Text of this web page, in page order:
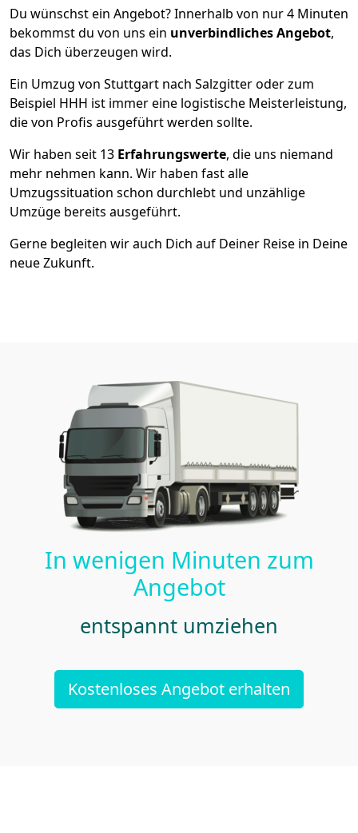
Du wünschst ein Angebot? Innerhalb von nur 4 Minuten
bekommst du von uns ein unverbindliches Angebot,
das Dich überzeugen wird.
Ein Umzug von Stuttgart nach Salzgitter oder zum
Beispiel HHH ist immer eine logistische Meisterleistung,
die von Profis ausgeführt werden sollte.
Wir haben seit 13 Erfahrungswerte, die uns niemand
mehr nehmen kann. Wir haben fast alle
Umzugssituation schon durchlebt und unzählige
Umzüge bereits ausgeführt.
Gerne begleiten wir auch Dich auf Deiner Reise in Deine
neue Zukunft.
In wenigen Minuten zum
Angebot
entspannt umziehen
Kostenloses Angebot erhalten